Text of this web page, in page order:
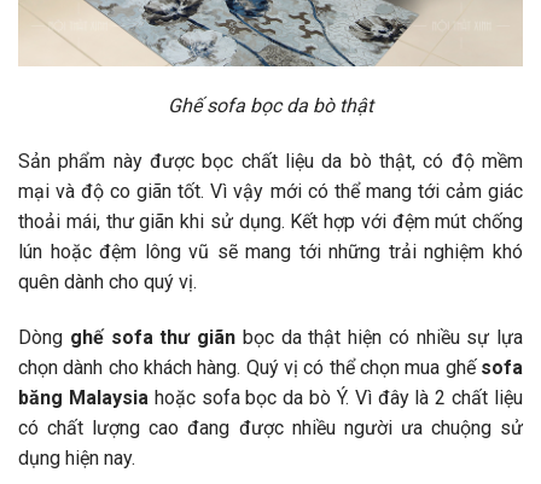
Ghế sofa bọc da bò thật
Sản phẩm này được bọc chất liệu da bò thật, có độ mềm
mại và độ co giãn tốt. Vì vậy mới có thể mang tới cảm giác
thoải mái, thư giãn khi sử dụng. Kết hợp với đệm mút chống
lún hoặc đệm lông vũ sẽ mang tới những trải nghiệm khó
quên dành cho quý vị.
Dòng ghế sofa thư giãn bọc da thật hiện có nhiều sự lựa
chọn dành cho khách hàng. Quý vị có thể chọn mua ghế sofa
băng Malaysiahoặc sofa bọc da bò Ý. Vì đây là 2 chất liệu
có chất lượng cao đang được nhiều người ưa chuộng sử
dụng hiện nay.